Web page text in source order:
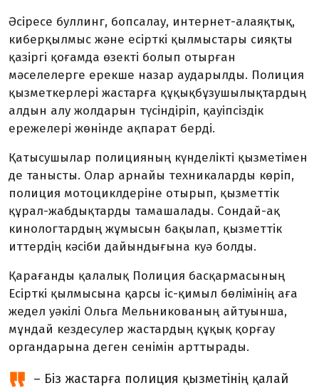
Әсіресе буллинг, бопсалау, интернет-алаяқтық,
киберқылмыс және есірткі қылмыстары сияқты
қазіргі қоғамда өзекті болып отырған
мәселелерге ерекше назар аударылды. Полиция
қызметкерлері жастарға құқықбұзушылықтардың
алдын алу жолдарын түсіндіріп, қауіпсіздік
ережелері жөнінде ақпарат берді.
Қатысушылар полицияның күнделікті қызметімен
де танысты. Олар арнайы техникаларды көріп,
полиция мотоцикл­деріне отырып, қызметтік
құрал-жаб­дық­тарды тамашалады. Сондай-ақ
кино­лог­тардың жұмысын бақылап, қызмет­тік
иттердің кәсіби дайындығына куә болды.
Қарағанды қалалық Полиция басқар­масының
Есірткі қылмысына қарсы іс-қимыл бөлімінің аға
жедел уәкілі Ольга Мельникованың айтуынша,
мұндай кездесу­лер жастардың құқық қорғау
органдарына деген сенімін арттырады.
– Біз жастарға полиция қызметінің қалай